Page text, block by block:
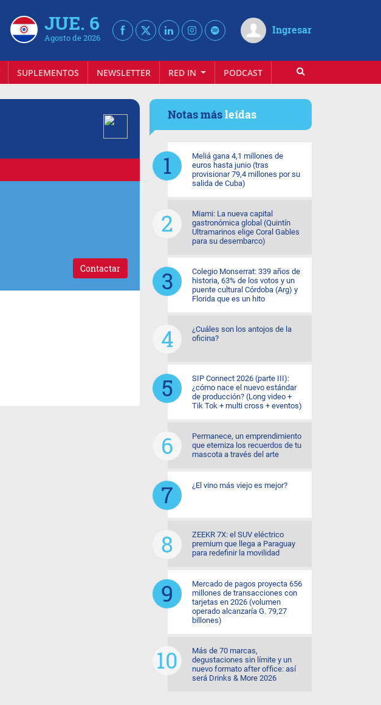
JUE. 6
Agosto de 2026
Ingresar
SUPLEMENTOS NEWSLETTER RED IN PODCAST
Contactar
Notas másleídas
Meliá gana 4,1 millones de
euros hasta junio (tras
provisionar 79,4 millones por su
salida de Cuba)
Miami: La nueva capital
gastronómica global (Quintín
Ultramarinos elige Coral Gables
para su desembarco)
Colegio Monserrat: 339 años de
historia, 63% de los votos y un
puente cultural Córdoba (Arg) y
Florida que es un hito
¿Cuáles son los antojos de la
oficina?
SIP Connect 2026 (parte III):
¿cómo nace el nuevo estándar
de producción? (Long video +
Tik Tok + multi cross + eventos)
Permanece, un emprendimiento
que eterniza los recuerdos de tu
mascota a través del arte
¿El vino más viejo es mejor?
ZEEKR 7X: el SUV eléctrico
premium que llega a Paraguay
para redefinir la movilidad
Mercado de pagos proyecta 656
millones de transacciones con
tarjetas en 2026 (volumen
operado alcanzaría G. 79,27
billones)
Más de 70 marcas,
degustaciones sin límite y un
nuevo formato after office: así
será Drinks & More 2026